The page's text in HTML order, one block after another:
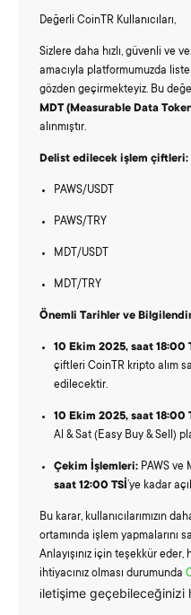
Değerli CoinTR Kullanıcıları,
Sizlere daha hızlı, güvenli ve
amacıyla platformumuzda
gözden geçirmekteyiz. Bu
MDT (Measurable Data
alınmıştır.
Delist edilecek işlem çiftleri:
PAWS/USDT
PAWS/TRY
MDT/USDT
MDT/TRY
Önemli Tarihler ve
10 Ekim 2025, saat 18:00
çiftleri CoinTR kripto alım
edilecektir.
10 Ekim 2025, saat 18:00
Al & Sat (Easy Buy & Sell)
Çekim İşlemleri: PAWS ve
saat 12:00 TSİ’ye kadar
Bu karar, kullanıcılarımızın
ortamında işlem yapmalarını
Anlayışınız için teşekkür
ihtiyacınız olması durumunda
iletişime geçebileceğinizi